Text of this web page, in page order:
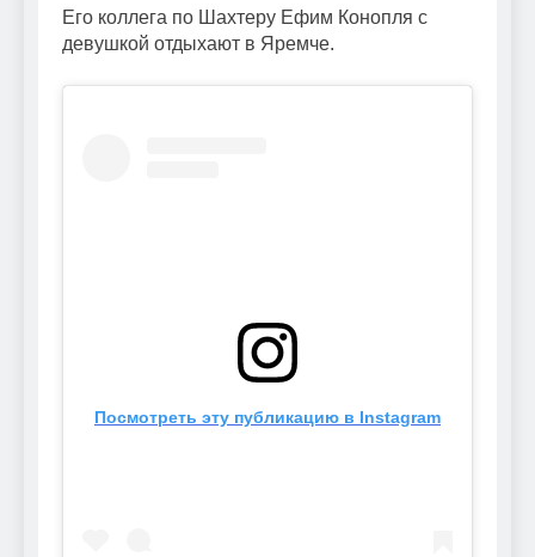
Его коллега по Шахтеру Ефим Конопля с
девушкой отдыхают в Яремче.
Посмотреть эту публикацию в Instagram